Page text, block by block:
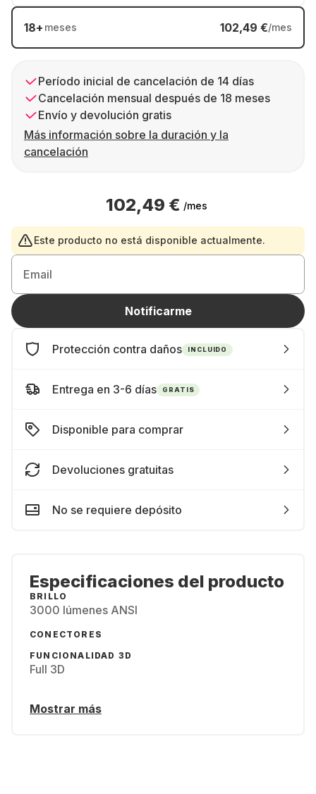
18+ meses 102,49 €/mes
Período inicial de cancelación de 14 días
Cancelación mensual después de 18 meses
Envío y devolución gratis
Más información sobre la duración y la
cancelación
102,49 € /mes
Este producto no está disponible actualmente.
Email
Notificarme
Protección contra daños INCLUIDO
Entrega en 3-6 días GRATIS
Disponible para comprar
Devoluciones gratuitas
No se requiere depósito
Especificaciones del producto
BRILLO
3000 lúmenes ANSI
CONECTORES
FUNCIONALIDAD 3D
Full 3D
Mostrar más